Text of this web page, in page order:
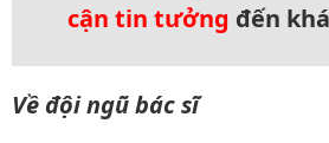
cận tin tưởng đến
Về đội ngũ bác sĩ